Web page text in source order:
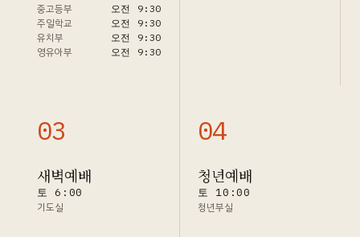
중고등부 오전 9:30
주일학교 오전 9:30
유치부 오전 9:30
영유아부 오전 9:30
03
새벽예배
토 6:00
기도실
04
청년예배
토 10:00
청년부실